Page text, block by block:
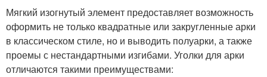
Мягкий изогнутый элемент предоставляет возможность
оформить не только квадратные или закругленные арки
в классическом стиле, но и выводить полуарки, а также
проемы с нестандартными изгибами. Уголки для арки
отличаются такими преимуществами: